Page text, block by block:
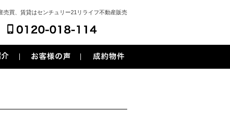
売買、賃貸はセンチュリー21リライフ不動産販売